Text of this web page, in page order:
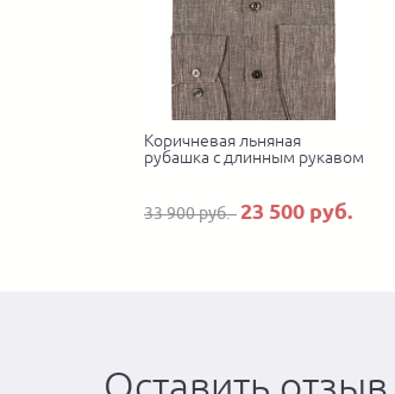
Коричневая льняная
рубашка с длинным рукавом
33 900 руб. 23 500 руб.